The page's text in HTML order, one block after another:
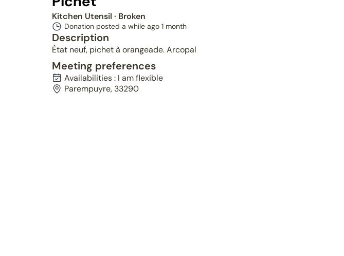
Kitchen Utensil · Broken
Donation posted a while ago 1 month
Description
État neuf, pichet à orangeade. Arcopal
Meeting preferences
Availabilities : I am flexible
Parempuyre, 33290